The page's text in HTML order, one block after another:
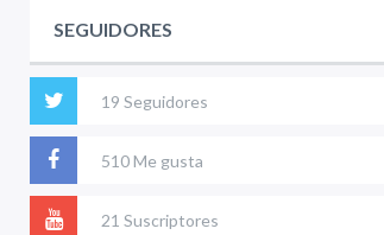
SEGUIDORES
19 Seguidores
510 Me gusta
21 Suscriptores